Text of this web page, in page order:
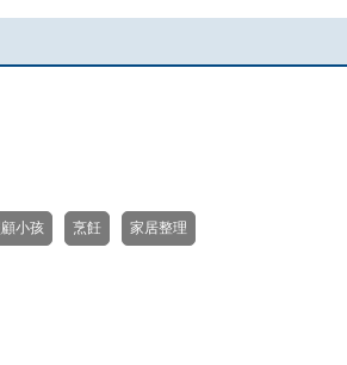
小孩 烹飪 家居整理